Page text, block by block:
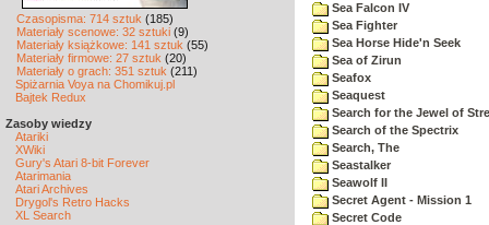
Czasopisma: 714 sztuk (185)
Materiały scenowe: 32 sztuki (9)
Materiały książkowe: 141 sztuk (55)
Materiały firmowe: 27 sztuk (20)
Materiały o grach: 351 sztuk (211)
Spiżarnia Voya na Chomikuj.pl
Bajtek Redux
Zasoby wiedzy
Atariki
XWiki
Gury's Atari 8-bit Forever
Atarimania
Atari Archives
Drygol's Retro Hacks
XL Search
Sea Falcon IV
Sea Fighter
Sea Horse Hide'n Seek
Sea of Zirun
Seafox
Seaquest
Search for the Jewel of
Search of the Spectrix
Search, The
Seastalker
Seawolf II
Secret Agent - Mission 1
Secret Code